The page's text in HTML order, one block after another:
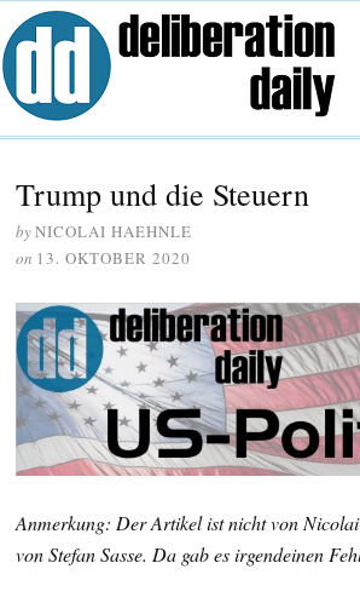
Trump und die Steuern
byNICOLAI HAEHNLE
on 13. OKTOBER 2020
Anmerkung: Der Artikel ist nicht von
von Stefan Sasse. Da gab es irgendeinen